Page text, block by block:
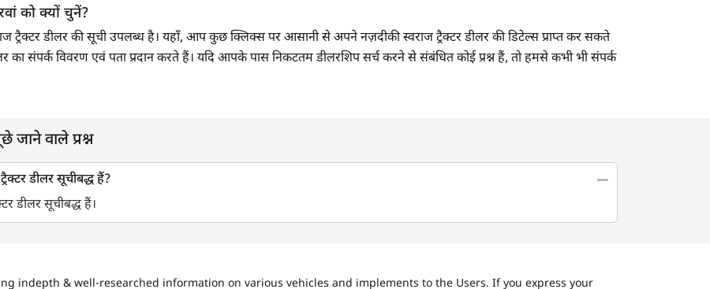
को क्यों चुनें?
ट्रैक्टर डीलर की सूची उपलब्ध है। यहाँ, आप कुछ क्लिक्स पर आसानी से अपने नज़दीकी स्वराज ट्रैक्टर डीलर की डिटेल्स प्राप्त कर सकते
का संपर्क विवरण एवं पता प्रदान करते हैं। यदि आपके पास निकटतम डीलरशिप सर्च करने से संबंधित कोई प्रश्न हैं, तो हमसे कभी भी संपर्क
जाने वाले प्रश्न
डीलर सूचीबद्ध हैं?
डीलर सूचीबद्ध हैं।
indepth & well-researched information on various vehicles and implements to the Users. If you express your